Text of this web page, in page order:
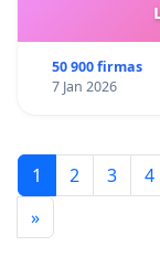
50 900 firmas
7 Jan 2026
1 2 3 4
»